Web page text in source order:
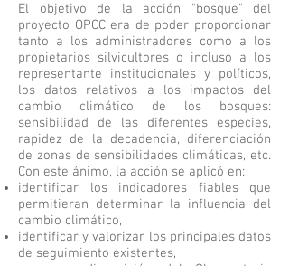
El objetivo de la acción "bosque" del
proyecto OPCC era de poder proporcionar
tanto a los administradores como a los
propietarios silvicultores o incluso a los
representante institucionales y políticos,
los datos relativos a los impactos del
cambio climático de los bosques:
sensibilidad de las diferentes especies,
rapidez de la decadencia, diferenciación
de zonas de sensibilidades climáticas, etc.
Con este ánimo, la acción se aplicó en:
identificar los indicadores fiables que
permitieran determinar la influencia del
cambio climático,
identificar y valorizar los principales datos
de seguimiento existentes,